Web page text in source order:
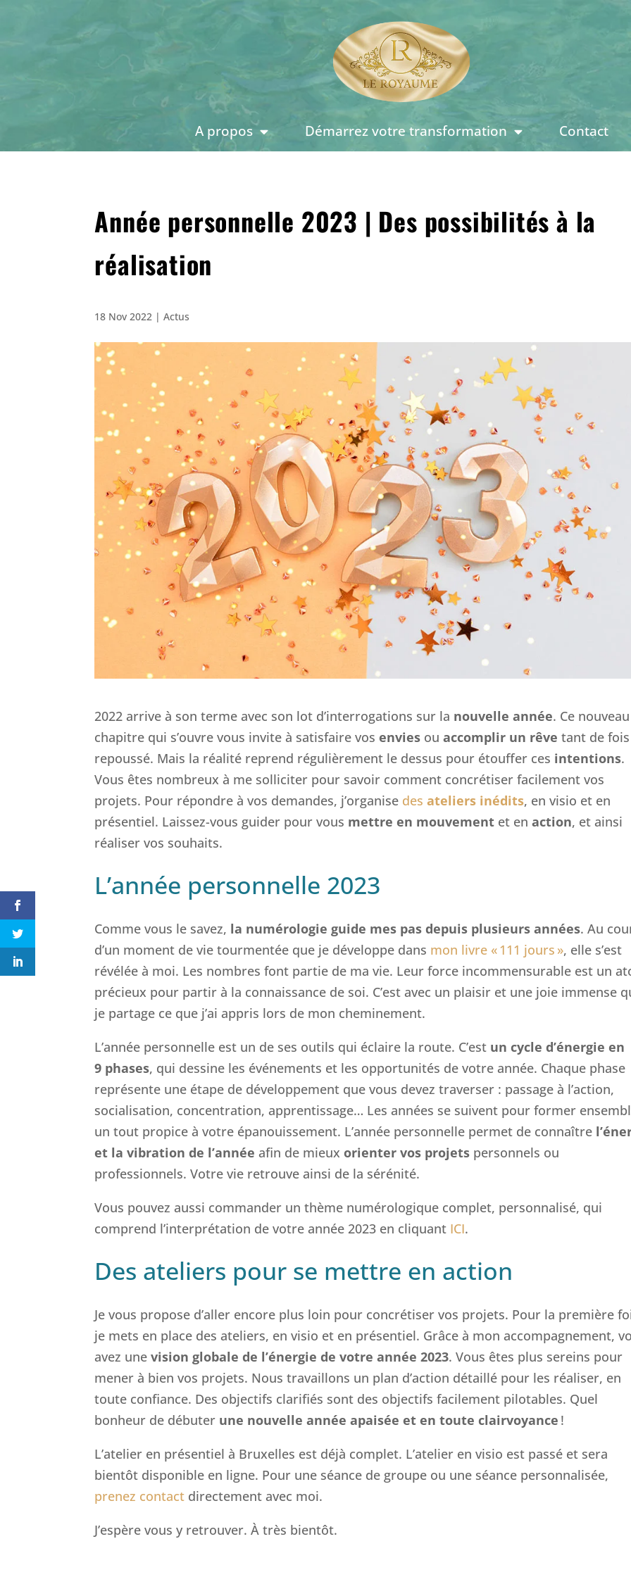
A propos Démarrez votre transformation Contact
Année personnelle 2023 | Des possibilités à la
réalisation
18 Nov 2022 |Actus
2022 arrive à son terme avec son lot d’interrogations sur la nouvelle année. Ce nouveau
chapitre qui s’ouvre vous invite à satisfaire vos envies ouaccomplir un rêve tant de fois
repoussé. Mais la réalité reprend régulièrement le dessus pour étouffer ces intentions.
Vous êtes nombreux à me solliciter pour savoir comment concrétiser facilement vos
projets. Pour répondre à vos demandes, j’organise desateliers inédits, en visio et en
présentiel. Laissez-vous guider pour vous mettre en mouvement et enaction, et ainsi
réaliser vos souhaits.
L’année personnelle 2023
Comme vous le savez, la numérologie guide mes pas depuis plusieurs années. Au
d’un moment de vie tourmentée que je développe dans mon livre « 111 jours », elle s’est
révélée à moi. Les nombres font partie de ma vie. Leur force incommensurable est un
précieux pour partir à la connaissance de soi. C’est avec un plaisir et une joie immense
je partage ce que j’ai appris lors de mon cheminement.
L’année personnelle est un de ses outils qui éclaire la route. C’est un cycle d’énergie en
9 phases, qui dessine les événements et les opportunités de votre année. Chaque phase
représente une étape de développement que vous devez traverser : passage à l’action,
socialisation, concentration, apprentissage… Les années se suivent pour former
un tout propice à votre épanouissement. L’année personnelle permet de connaître
et la vibration de l’année afin de mieux orienter vos projets personnels ou
professionnels. Votre vie retrouve ainsi de la sérénité.
Vous pouvez aussi commander un thème numérologique complet, personnalisé, qui
comprend l’interprétation de votre année 2023 en cliquant ICI.
Des ateliers pour se mettre en action
Je vous propose d’aller encore plus loin pour concrétiser vos projets. Pour la première
je mets en place des ateliers, en visio et en présentiel. Grâce à mon accompagnement,
avez unevision globale de l’énergie de votre année 2023. Vous êtes plus sereins pour
mener à bien vos projets. Nous travaillons un plan d’action détaillé pour les réaliser, en
toute confiance. Des objectifs clarifiés sont des objectifs facilement pilotables. Quel
bonheur de débuter une nouvelle année apaisée et en toute clairvoyance !
L’atelier en présentiel à Bruxelles est déjà complet. L’atelier en visio est passé et sera
bientôt disponible en ligne. Pour une séance de groupe ou une séance personnalisée,
prenez contact directement avec moi.
J’espère vous y retrouver. À très bientôt.